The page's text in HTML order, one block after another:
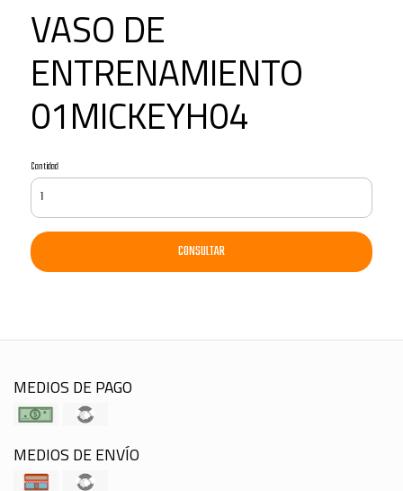
VASO DE
ENTRENAMIENTO
01MICKEYH04
Cantidad
CONSULTAR
MEDIOS DE PAGO
MEDIOS DE ENVÍO